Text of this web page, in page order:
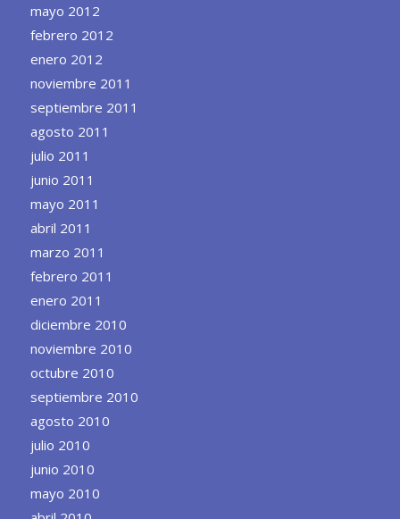
mayo 2012
febrero 2012
enero 2012
noviembre 2011
septiembre 2011
agosto 2011
julio 2011
junio 2011
mayo 2011
abril 2011
marzo 2011
febrero 2011
enero 2011
diciembre 2010
noviembre 2010
octubre 2010
septiembre 2010
agosto 2010
julio 2010
junio 2010
mayo 2010